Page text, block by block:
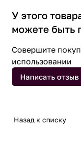
У этого
можете быть
Совершите
использовании
Написать отзыв
Назад к списку